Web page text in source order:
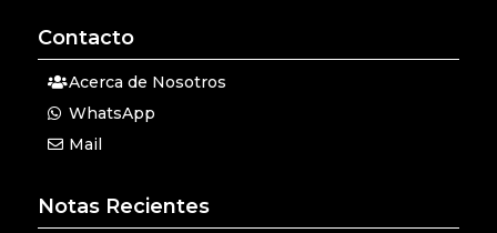
Contacto
Acerca de Nosotros
WhatsApp
Mail
Notas Recientes